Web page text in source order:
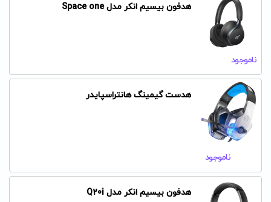
هدفون بیسیم انکر مدل Space one
ناموجود
هدست گیمینگ هانتراسپایدر
ناموجود
هدفون بیسیم انکر مدل Q20i